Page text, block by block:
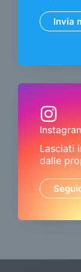
Invia
Lasciati
dalle